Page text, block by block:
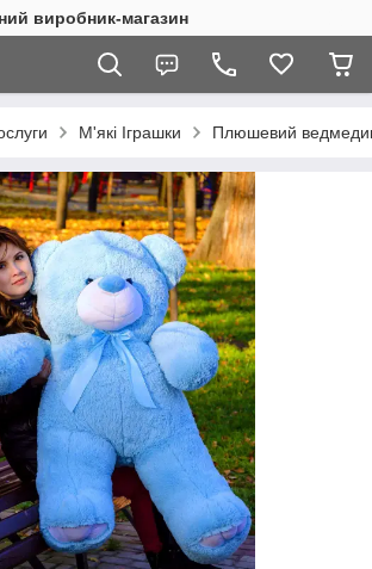
виробник-магазин
М'які Іграшки Плюшевий